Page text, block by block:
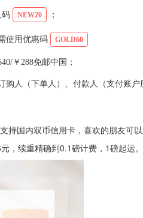
码 NEW20 ；
使用优惠码 GOLD60
￥288免邮中国；
购人（下单人）、付款人（支付账户
持国内双币信用卡，喜欢的朋友可
，续重精确到0.1磅计费，1磅起运。